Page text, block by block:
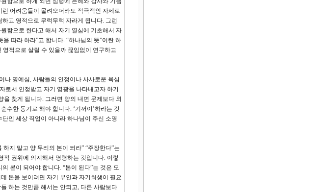
어려움들이 몰려오더라도 적극적인 자세로
고 영적으로 무럭무럭 자라게 됩니다. 그런
함으로 한다고 해서 자기 열심에 기초해서 자
따라 하라”고 합니다. “하나님의 뜻”이란 하
영적으로 살릴 수 있을까 끊임없이 연구하고
나 명예심, 사람들의 인정이나 사사로운 욕심
로서 인정받고 자기 영광을 나타내고자 하기
찾게 됩니다. 그러면 양의 내면 문제보다 외
수한 동기로 해야 합니다. ‘기꺼이’하라는 것
인 세상 직업이 아니라 하나님이 주신 소명
지 말고 양 무리의 본이 되라” “주장한다”는
권위에 의지해서 명령하는 것입니다. 이렇
본이 되어야 합니다. “본이 된다”는 것은 모
본을 보이려면 자기 부인과 자기희생이 필요
하는 것만큼 해서는 안되고, 다른 사람보다